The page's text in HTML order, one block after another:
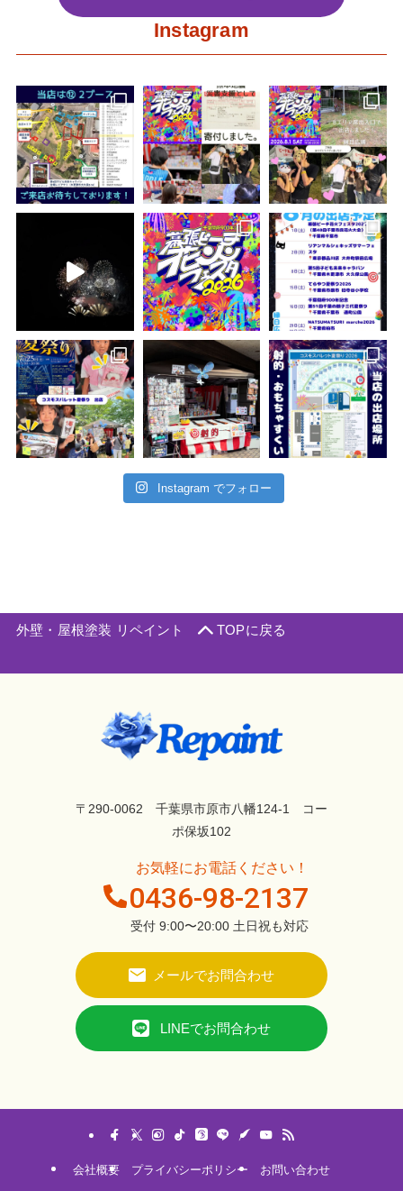
Instagram
Instagram でフォロー
外壁・屋根塗装 リペイント TOPに戻る
〒290-0062 千葉県市原市八幡124-1 コー
ポ保坂102
お気軽にお電話ください！
0436-98-2137
受付 9:00〜20:00 土日祝も対応
メールでお問合わせ
LINEでお問合わせ
会社概要 プライバシーポリシー お問い合わせ